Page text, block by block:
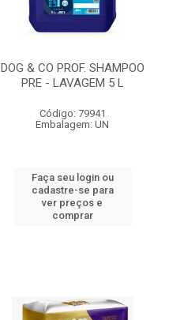
DOG & CO PROF. SHAMPOO
PRE - LAVAGEM 5 L
Código: 79941
Embalagem: UN
Faça seu login ou
cadastre-se para
ver preços e
comprar